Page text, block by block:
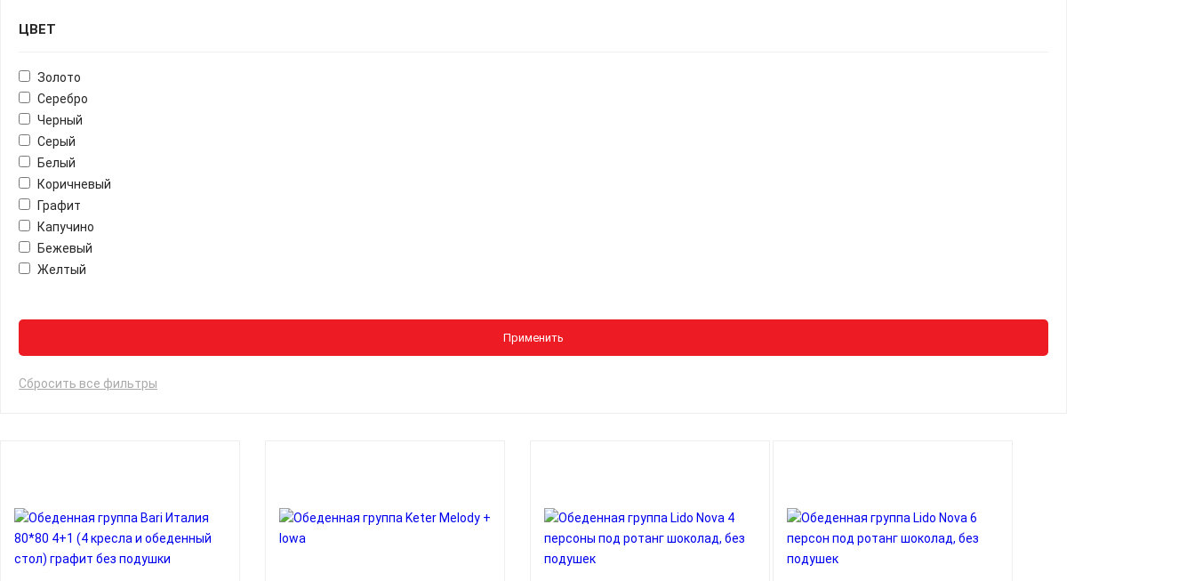
ЦВЕТ
Золото
Серебро
Черный
Серый
Белый
Коричневый
Графит
Капучино
Бежевый
Желтый
Применить
Сбросить все фильтры